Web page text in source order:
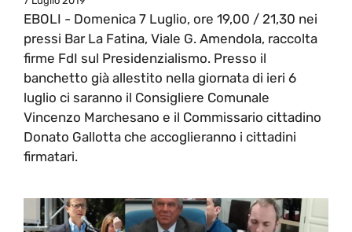
EBOLI - Domenica 7 Luglio, ore 19,00 / 21,30 nei
pressi Bar La Fatina, Viale G. Amendola, raccolta
firme FdI sul Presidenzialismo. Presso il
banchetto già allestito nella giornata di ieri 6
luglio ci saranno il Consigliere Comunale
Vincenzo Marchesano e il Commissario cittadino
Donato Gallotta che accoglieranno i cittadini
firmatari.